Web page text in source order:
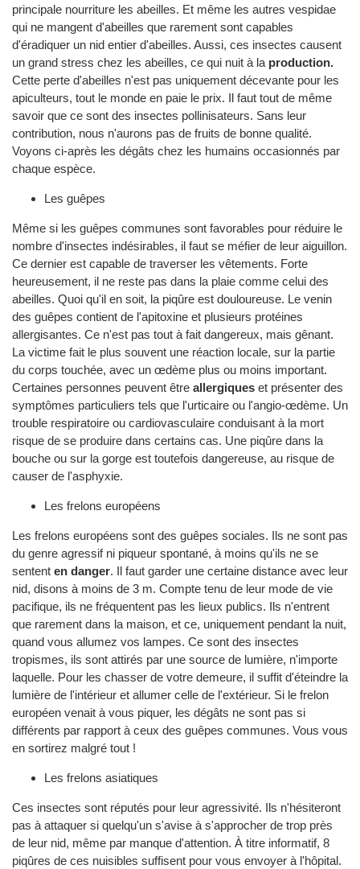
principale nourriture les abeilles. Et même les autres vespidae
qui ne mangent d'abeilles que rarement sont capables
d'éradiquer un nid entier d'abeilles. Aussi, ces insectes causent
un grand stress chez les abeilles, ce qui nuit à la production.
Cette perte d'abeilles n'est pas uniquement décevante pour les
apiculteurs, tout le monde en paie le prix. Il faut tout de même
savoir que ce sont des insectes pollinisateurs. Sans leur
contribution, nous n'aurons pas de fruits de bonne qualité.
Voyons ci-après les dégâts chez les humains occasionnés par
chaque espèce.
Les guêpes
Même si les guêpes communes sont favorables pour réduire le
nombre d'insectes indésirables, il faut se méfier de leur aiguillon.
Ce dernier est capable de traverser les vêtements. Forte
heureusement, il ne reste pas dans la plaie comme celui des
abeilles. Quoi qu'il en soit, la piqûre est douloureuse. Le venin
des guêpes contient de l'apitoxine et plusieurs protéines
allergisantes. Ce n'est pas tout à fait dangereux, mais gênant.
La victime fait le plus souvent une réaction locale, sur la partie
du corps touchée, avec un œdème plus ou moins important.
Certaines personnes peuvent être allergiques et présenter des
symptômes particuliers tels que l'urticaire ou l'angio-œdème. Un
trouble respiratoire ou cardiovasculaire conduisant à la mort
risque de se produire dans certains cas. Une piqûre dans la
bouche ou sur la gorge est toutefois dangereuse, au risque de
causer de l'asphyxie.
Les frelons européens
Les frelons européens sont des guêpes sociales. Ils ne sont pas
du genre agressif ni piqueur spontané, à moins qu'ils ne se
sentent en danger. Il faut garder une certaine distance avec leur
nid, disons à moins de 3 m. Compte tenu de leur mode de vie
pacifique, ils ne fréquentent pas les lieux publics. Ils n'entrent
que rarement dans la maison, et ce, uniquement pendant la nuit,
quand vous allumez vos lampes. Ce sont des insectes
tropismes, ils sont attirés par une source de lumière, n'importe
laquelle. Pour les chasser de votre demeure, il suffit d'éteindre la
lumière de l'intérieur et allumer celle de l'extérieur. Si le frelon
européen venait à vous piquer, les dégâts ne sont pas si
différents par rapport à ceux des guêpes communes. Vous vous
en sortirez malgré tout !
Les frelons asiatiques
Ces insectes sont réputés pour leur agressivité. Ils n'hésiteront
pas à attaquer si quelqu'un s'avise à s'approcher de trop près
de leur nid, même par manque d'attention. À titre informatif, 8
piqûres de ces nuisibles suffisent pour vous envoyer à l'hôpital.